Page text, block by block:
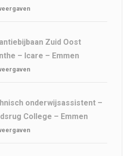
Zuid Oost
– Icare – Emmen
onderwijsassistent –
College – Emmen